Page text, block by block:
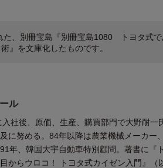
た、別冊宝島『別冊宝島1080 トヨタ式
』を文庫化したものです。
ル
社後、原価、生産、購買部門で大野耐一
に努める。84年以降は農業機械メーカー
年、韓国大宇自動車特別顧問。著書に『
からウロコ！ トヨタ式カイゼン入門』（